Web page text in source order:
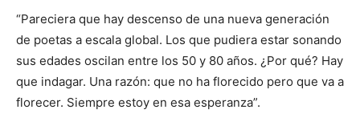
“Pareciera que hay descenso de una nueva generación
de poetas a escala global. Los que pudiera estar sonando
sus edades oscilan entre los 50 y 80 años. ¿Por qué? Hay
que indagar. Una razón: que no ha florecido pero que va a
florecer. Siempre estoy en esa esperanza”.